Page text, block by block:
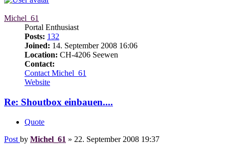
Michel_61
Portal Enthusiast
Posts: 132
Joined: 14. September 2008 16:06
Location: CH-4206 Seewen
Contact:
Contact Michel_61
Website
Re: Shoutbox einbauen....
Quote
Post by Michel_61 » 22. September 2008 19:37